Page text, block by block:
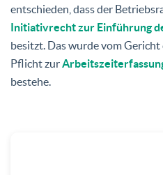
entschieden, dass der
Initiativrecht zur Einführung
besitzt. Das wurde vom
Pflicht zur
bestehe.